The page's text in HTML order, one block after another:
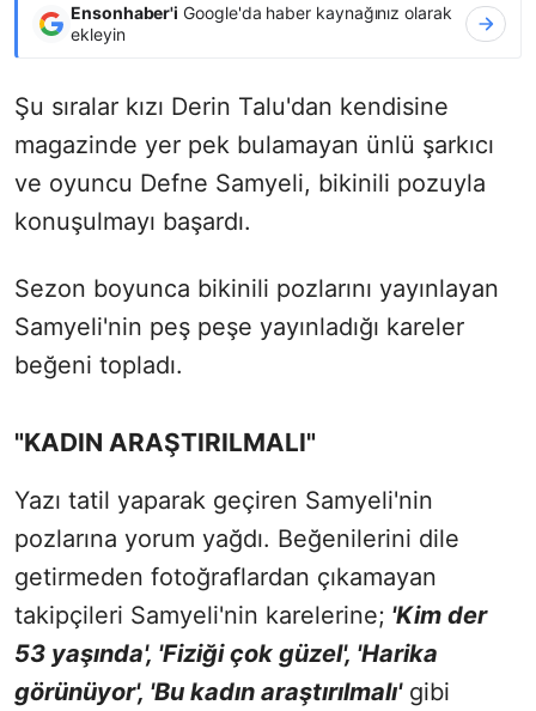
Ensonhaber'i Google'da haber kaynağınız olarak
ekleyin
Şu sıralar kızı Derin Talu'dan kendisine
magazinde yer pek bulamayan ünlü şarkıcı
ve oyuncu Defne Samyeli, bikinili pozuyla
konuşulmayı başardı.
Sezon boyunca bikinili pozlarını yayınlayan
Samyeli'nin peş peşe yayınladığı kareler
beğeni topladı.
"KADIN ARAŞTIRILMALI"
Yazı tatil yaparak geçiren Samyeli'nin
pozlarına yorum yağdı. Beğenilerini dile
getirmeden fotoğraflardan çıkamayan
takipçileri Samyeli'nin karelerine; 'Kim der
53 yaşında', 'Fiziği çok güzel', 'Harika
görünüyor', 'Bu kadın araştırılmalı'gibi